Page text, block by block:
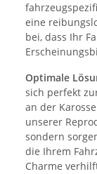
eine
bei, dass Ihr
Optimale
sich perfekt
an der
unserer
sondern
die Ihrem
Charme